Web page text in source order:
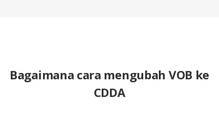
Bagaimana cara mengubah VOB ke
CDDA